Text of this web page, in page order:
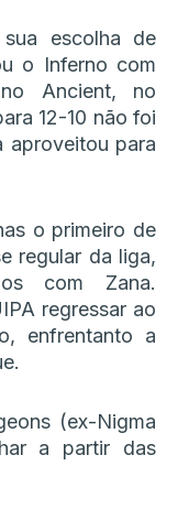
escolha de
o Inferno com
Ancient, no
12-10 não foi
aproveitou para
o primeiro de
regular da liga,
com Zana.
regressar ao
enfrentanto a
(ex-Nigma
a partir das